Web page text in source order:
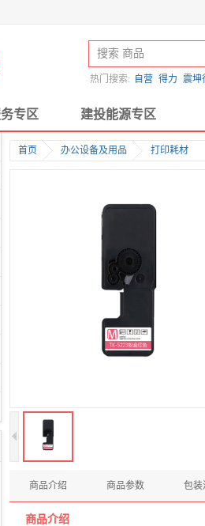
热门搜索: 自营 得力 震坤
专区 建投能源专区
首页 办公设备及用品 打印耗材
商品介绍 商品参数 包装
商品介绍